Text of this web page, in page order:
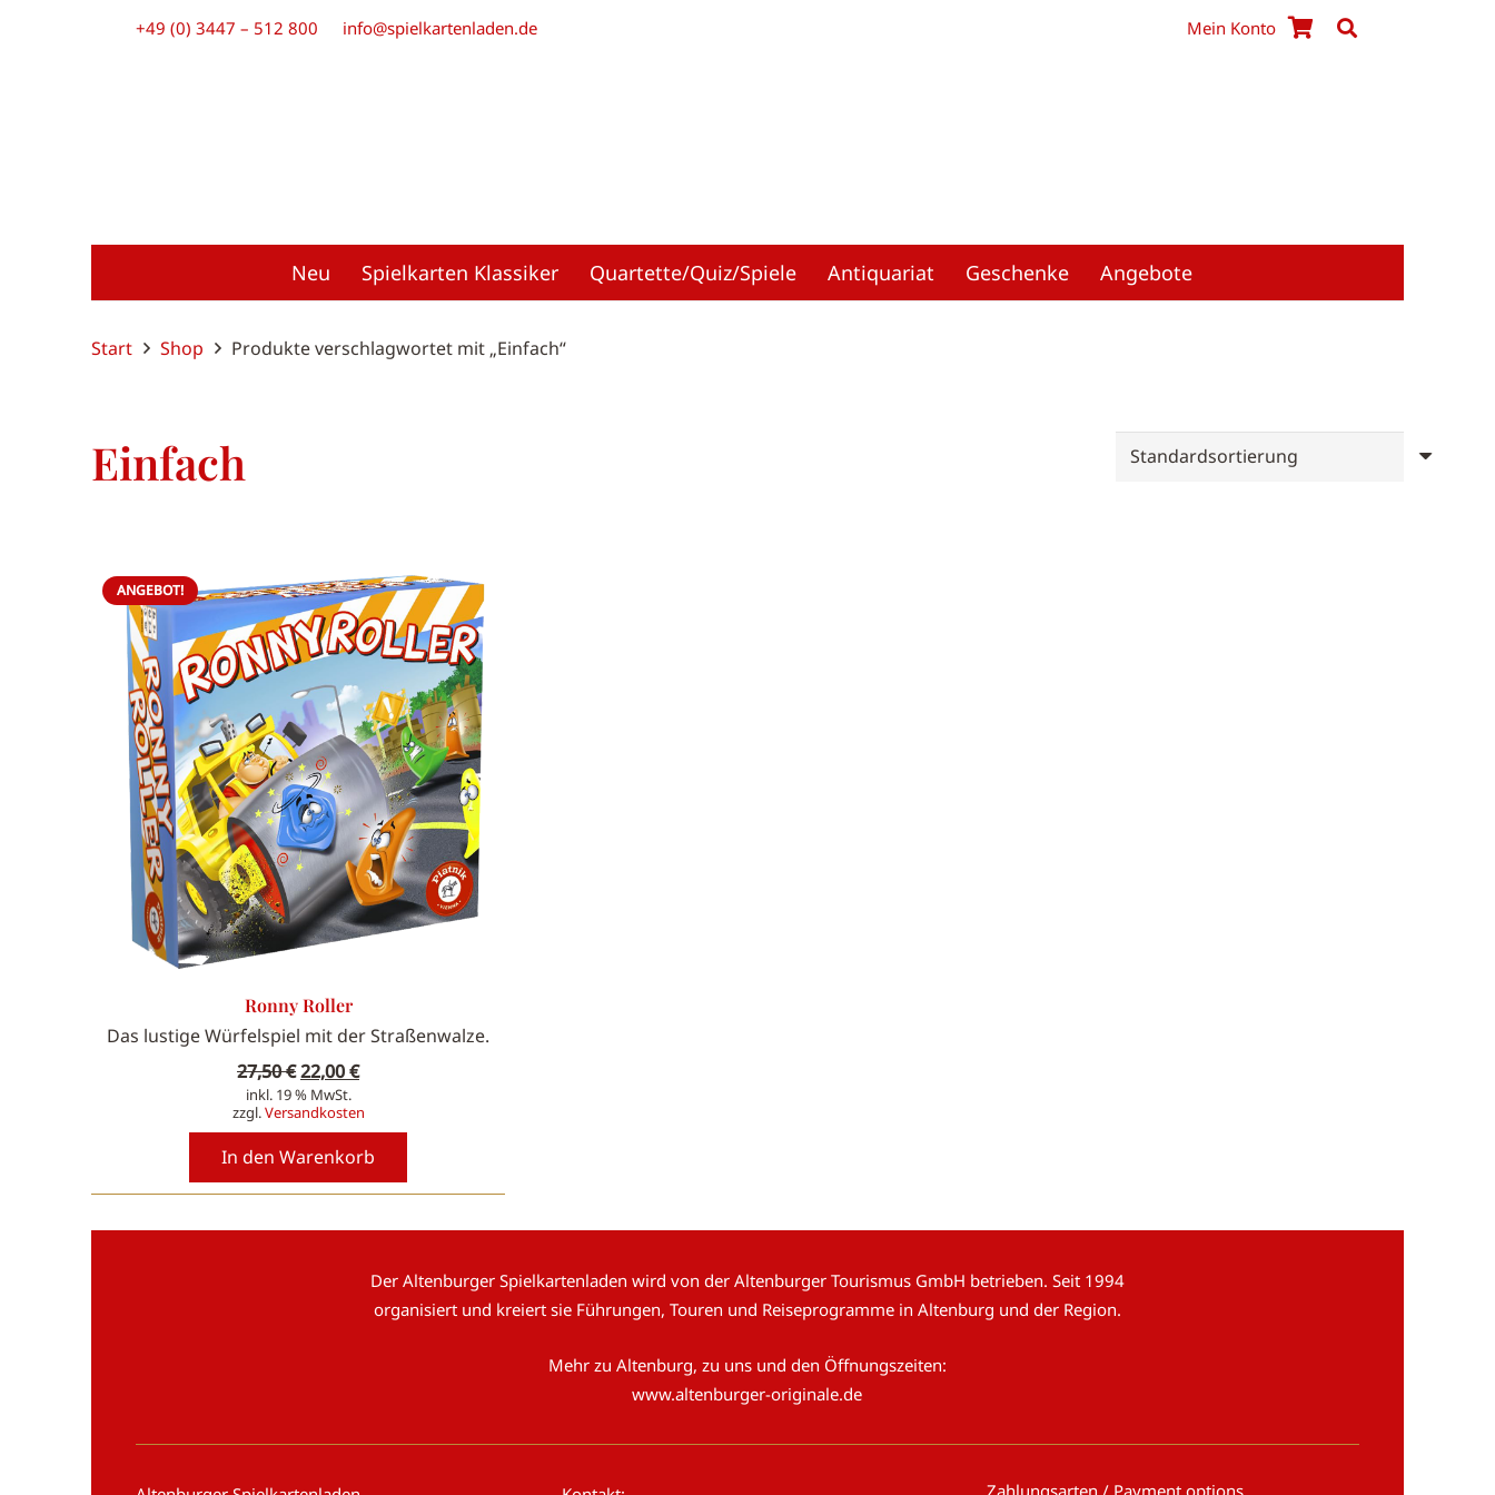
+49 (0) 3447 – 512 800 info@spielkartenladen.de Mein Konto
Neu Spielkarten Klassiker Quartette/Quiz/Spiele Antiquariat Geschenke Angebote
Start Shop Produkte verschlagwortet mit „Einfach“
Einfach
ANGEBOT!
Ronny Roller
Das lustige Würfelspiel mit der Straßenwalze.
27,50€Ursprünglicher
Preis
war:
27,50 €
22,00€Aktueller
ist:
22,00 €.
inkl. 19 % MwSt.
zzgl.Versandkosten
In den Warenkorb
Der Altenburger Spielkartenladen wird von der Altenburger Tourismus GmbH betrieben. Seit 1994
organisiert und kreiert sie Führungen, Touren und Reiseprogramme in Altenburg und der Region.
Mehr zu Altenburg, zu uns und den Öffnungszeiten:
www.altenburger-originale.de
Zahlungsarten / Payment options